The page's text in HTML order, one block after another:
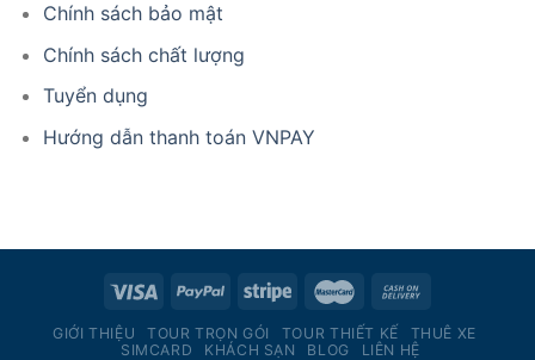
Chính sách bảo mật
Chính sách chất lượng
Tuyển dụng
Hướng dẫn thanh toán VNPAY
GIỚI THIỆU TOUR TRỌN GÓI TOUR THIẾT KẾ
THUÊ XE
SIMCARD
KHÁCH SẠN BLOG LIÊN HỆ